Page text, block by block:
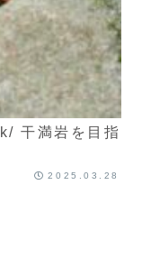
干満岩を目指
2025.03.28